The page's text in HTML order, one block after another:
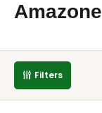
Amazone
Filters